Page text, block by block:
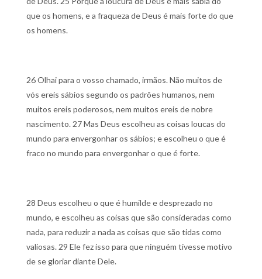
que os homens, e a fraqueza de Deus é mais forte do que
os homens.
26 Olhai para o vosso chamado, irmãos. Não muitos de
vós ereis sábios segundo os padrões humanos, nem
muitos ereis poderosos, nem muitos ereis de nobre
nascimento. 27 Mas Deus escolheu as coisas loucas do
mundo para envergonhar os sábios; e escolheu o que é
fraco no mundo para envergonhar o que é forte.
28 Deus escolheu o que é humilde e desprezado no
mundo, e escolheu as coisas que são consideradas como
nada, para reduzir a nada as coisas que são tidas como
valiosas. 29 Ele fez isso para que ninguém tivesse motivo
de se gloriar diante Dele.